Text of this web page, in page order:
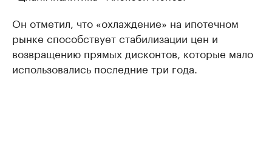
Он отметил, что «охлаждение» на ипотечном
рынке способствует стабилизации цен и
возвращению прямых дисконтов, которые мало
использовались последние три года.